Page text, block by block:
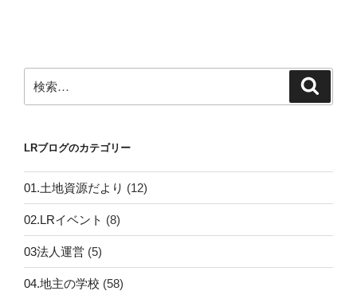
ー
シ
索:
LRブログのカテゴリー
01.土地資源だより (12)
02.LRイベント (8)
03法人運営 (5)
04.地主の学校 (58)